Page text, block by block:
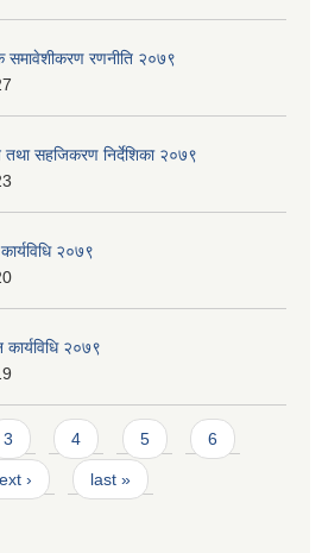
समावेशीकरण रणनीति २०७९
सहजिकरण निर्देशिका २०७९
२०७९
कार्यविधि २०७९
3 4 5 6
› last »